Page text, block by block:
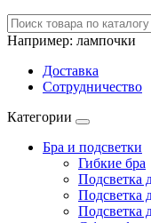
Например: лампочки
Доставка
Сотрудничество
Категории
Бра и подсветки
Гибкие бра
Подсветка
Подсветка
Подсветка